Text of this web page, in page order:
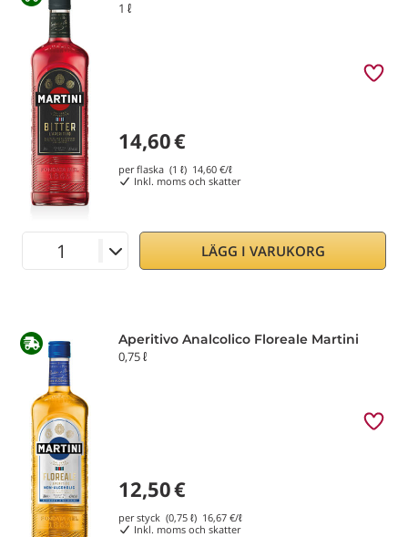
1 ℓ
14,60€
per flaska (1 ℓ) 14,60 €/ℓ
Inkl. moms och skatter
LÄGG I VARUKORG
Aperitivo Analcolico Floreale Martini
0,75 ℓ
12,50€
per styck (0,75 ℓ) 16,67 €/ℓ
Inkl. moms och skatter